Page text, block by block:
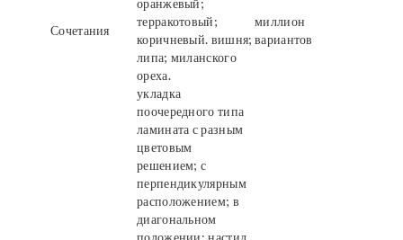
Сочетания
оранжевый;
терракотовый;
коричневый. вишня;
липа; миланского
ореха.
миллион
вариантов
укладка
поочередного типа
ламината с разным
цветовым
решением; с
перпендикулярным
расположением; в
диагональном
положении; настил